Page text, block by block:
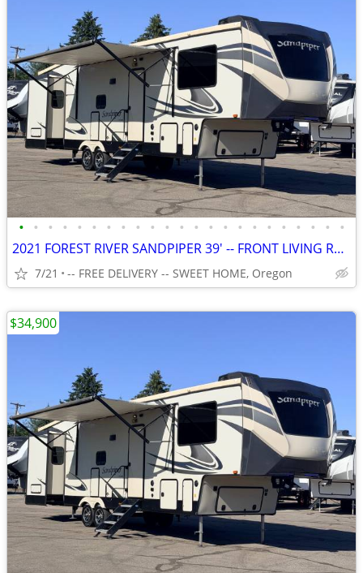
• • • • • • • • • • • • • • • • • • • • • • •
2021 FOREST RIVER SANDPIPER 39' -- FRONT LIVING ROOM -- 5TH WHEEL RV
7/21 -- FREE DELIVERY -- SWEET HOME, Oregon
$34,900